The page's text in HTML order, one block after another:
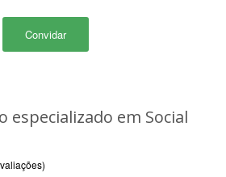
Convidar
especializado em Social